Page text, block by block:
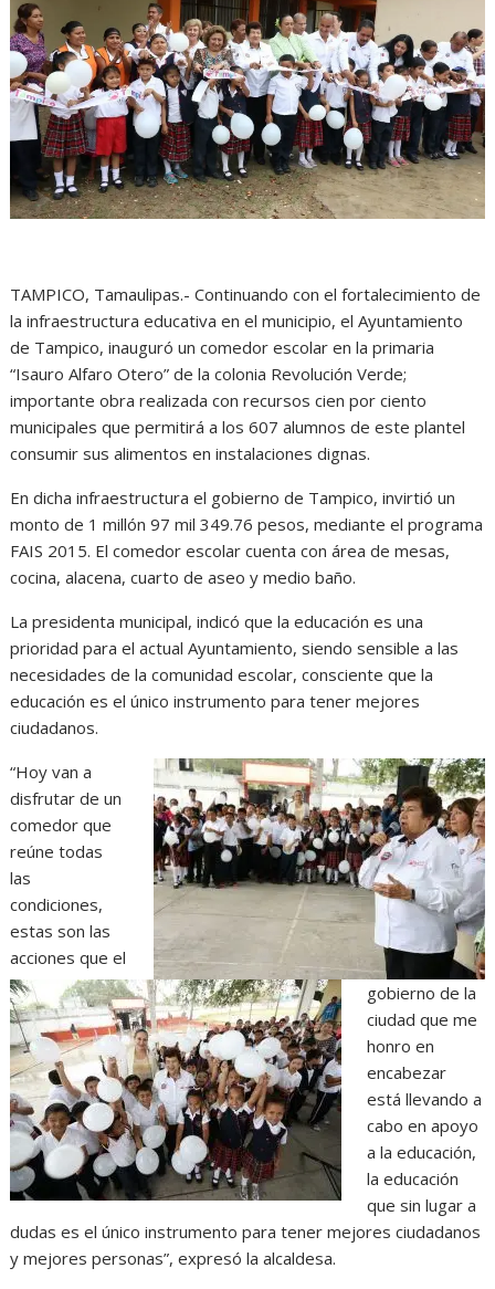
A
p
p
o
o
k
n
g
e
r
a
m
TAMPICO, Tamaulipas.- Continuando con el fortalecimiento de
la infraestructura educativa en el municipio, el Ayuntamiento
de Tampico, inauguró un comedor escolar en la primaria
“Isauro Alfaro Otero” de la colonia Revolución Verde;
importante obra realizada con recursos cien por ciento
municipales que permitirá a los 607 alumnos de este plantel
consumir sus alimentos en instalaciones dignas.
En dicha infraestructura el gobierno de Tampico, invirtió un
monto de 1 millón 97 mil 349.76 pesos, mediante el programa
FAIS 2015. El comedor escolar cuenta con área de mesas,
cocina, alacena, cuarto de aseo y medio baño.
La presidenta municipal, indicó que la educación es una
prioridad para el actual Ayuntamiento, siendo sensible a las
necesidades de la comunidad escolar, consciente que la
educación es el único instrumento para tener mejores
ciudadanos.
“Hoy van a
disfrutar de un
comedor que
reúne todas
las
condiciones,
estas son las
acciones que el
gobierno de la
ciudad que me
honro en
encabezar
está llevando a
cabo en apoyo
a la educación,
la educación
que sin lugar a
dudas es el único instrumento para tener mejores ciudadanos
y mejores personas”, expresó la alcaldesa.